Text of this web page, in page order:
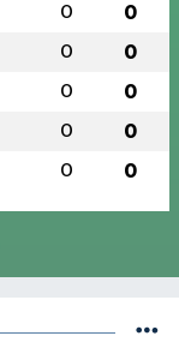
0 0
0 0
0 0
0 0
0 0